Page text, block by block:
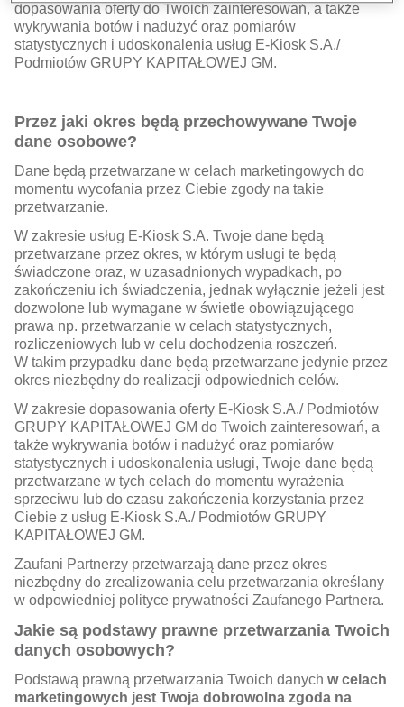
dopasowania oferty do Twoich zainteresowań, a także
wykrywania botów i nadużyć oraz pomiarów
statystycznych i udoskonalenia usług E-Kiosk S.A./
Podmiotów GRUPY KAPITAŁOWEJ GM.
Przez jaki okres będą przechowywane Twoje
dane osobowe?
Dane będą przetwarzane w celach marketingowych do
momentu wycofania przez Ciebie zgody na takie
przetwarzanie.
W zakresie usług E-Kiosk S.A. Twoje dane będą
przetwarzane przez okres, w którym usługi te będą
świadczone oraz, w uzasadnionych wypadkach, po
zakończeniu ich świadczenia, jednak wyłącznie jeżeli jest
dozwolone lub wymagane w świetle obowiązującego
prawa np. przetwarzanie w celach statystycznych,
rozliczeniowych lub w celu dochodzenia roszczeń.
W takim przypadku dane będą przetwarzane jedynie przez
okres niezbędny do realizacji odpowiednich celów.
W zakresie dopasowania oferty E-Kiosk S.A./ Podmiotów
GRUPY KAPITAŁOWEJ GM do Twoich zainteresowań, a
także wykrywania botów i nadużyć oraz pomiarów
statystycznych i udoskonalenia usługi, Twoje dane będą
przetwarzane w tych celach do momentu wyrażenia
sprzeciwu lub do czasu zakończenia korzystania przez
Ciebie z usług E-Kiosk S.A./ Podmiotów GRUPY
KAPITAŁOWEJ GM.
Zaufani Partnerzy przetwarzają dane przez okres
niezbędny do zrealizowania celu przetwarzania określany
w odpowiedniej polityce prywatności Zaufanego Partnera.
Jakie są podstawy prawne przetwarzania Twoich
danych osobowych?
Podstawą prawną przetwarzania Twoich danych w celach
marketingowych jest Twoja dobrowolna zgoda na